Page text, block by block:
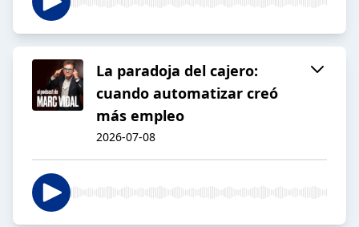
La paradoja del cajero:
cuando automatizar creó
más empleo
2026-07-08